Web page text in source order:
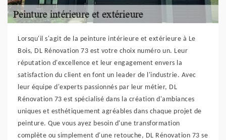
Lorsqu'il s'agit de la peinture intérieure et extérieure à Le
Bois, DL Rénovation 73 est votre choix numéro un. Leur
réputation d'excellence et leur engagement envers la
satisfaction du client en font un leader de l'industrie. Avec
leur équipe d'experts passionnés par leur métier, DL
Rénovation 73 est spécialisé dans la création d'ambiances
uniques et esthétiquement agréables dans chaque projet de
peinture. Que vous ayez besoin d'une transformation
complète ou simplement d'une retouche, DL Rénovation 73 se